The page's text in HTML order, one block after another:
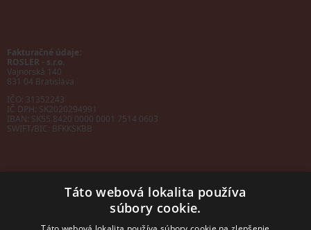
Fakturačné údaje:
ROSLER - s.r.o.
Vajnorská 140
831 04 Bratislava
IČO: 31352243
IČ DPH: SK2020294991
IBAN: SK55 8420 0000 0001 7514 0603
SWIFT/BIC: BFKKSKBB
Táto webová lokalita používa
súbory cookie.